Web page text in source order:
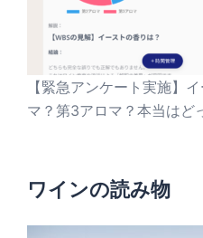
【緊急アンケート実施】
マ？第3アロマ？本当はど
ワインの読み物